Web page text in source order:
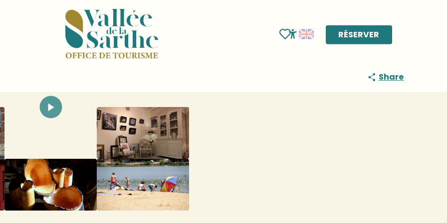
Accessibilité
Voir les favoris
RÉSERVER
Share